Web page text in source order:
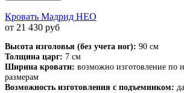
Кровать Мадрид НЕО
от 21 430 руб
Высота изголовья (без учета ног): 90 см
Толщина царг: 7 см
Ширина кровати: возможно изготовление по
размерам
Возможность изготовления с подъемником: да